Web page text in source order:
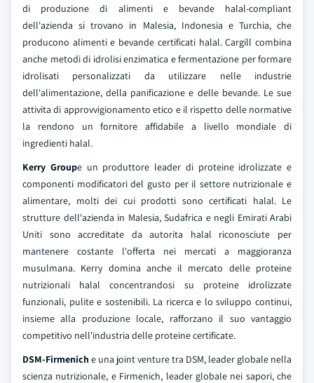
di produzione di alimenti e bevande halal-compliant
dell'azienda si trovano in Malesia, Indonesia e Turchia, che
producono alimenti e bevande certificati halal. Cargill combina
anche metodi di idrolisi enzimatica e fermentazione per formare
idrolisati personalizzati da utilizzare nelle industrie
dell'alimentazione, della panificazione e delle bevande. Le sue
attivita di approvvigionamento etico e il rispetto delle normative
la rendono un fornitore affidabile a livello mondiale di
ingredienti halal.
Kerry Groupe un produttore leader di proteine idrolizzate e
componenti modificatori del gusto per il settore nutrizionale e
alimentare, molti dei cui prodotti sono certificati halal. Le
strutture dell'azienda in Malesia, Sudafrica e negli Emirati Arabi
Uniti sono accreditate da autorita halal riconosciute per
mantenere costante l'offerta nei mercati a maggioranza
musulmana. Kerry domina anche il mercato delle proteine
nutrizionali halal concentrandosi su proteine idrolizzate
funzionali, pulite e sostenibili. La ricerca e lo sviluppo continui,
insieme alla produzione locale, rafforzano il suo vantaggio
competitivo nell'industria delle proteine certificate.
DSM-Firmenich e una joint venture tra DSM, leader globale nella
scienza nutrizionale, e Firmenich, leader globale nei sapori, che